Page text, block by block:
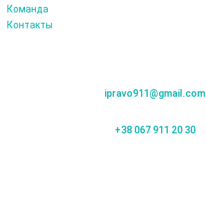
Команда
Контакты
ipravo911@gmail.com
+38 067 911 20 30